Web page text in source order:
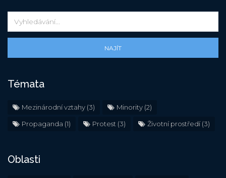
NAJÍT
Témata
Mezinárodní vztahy (3) Minority (2)
Propaganda (1) Protest (3) Životní prostředí(3)
Oblasti